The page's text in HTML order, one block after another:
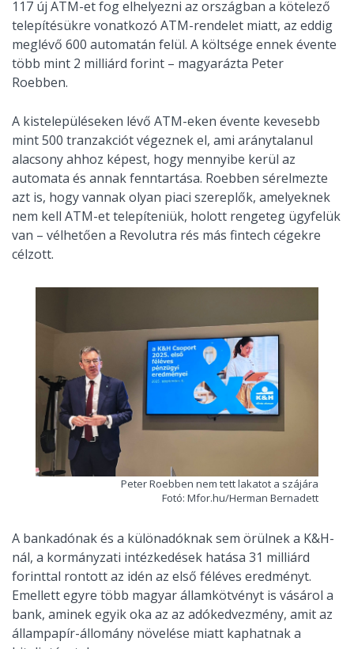
117 új ATM-et fog elhelyezni az országban a kötelező
telepítésükre vonatkozó ATM-rendelet miatt, az eddig
meglévő 600 automatán felül. A költsége ennek évente
több mint 2 milliárd forint – magyarázta Peter
Roebben.
A kistelepüléseken lévő ATM-eken évente kevesebb
mint 500 tranzakciót végeznek el, ami aránytalanul
alacsony ahhoz képest, hogy mennyibe kerül az
automata és annak fenntartása. Roebben sérelmezte
azt is, hogy vannak olyan piaci szereplők, amelyeknek
nem kell ATM-et telepíteniük, holott rengeteg ügyfelük
van – vélhetően a Revolutra rés más fintech cégekre
célzott.
Peter Roebben nem tett lakatot a szájára
Fotó: Mfor.hu/Herman Bernadett
A bankadónak és a különadóknak sem örülnek a K&H-
nál, a kormányzati intézkedések hatása 31 milliárd
forinttal rontott az idén az első féléves eredményt.
Emellett egyre több magyar államkötvényt is vásárol a
bank, aminek egyik oka az az adókedvezmény, amit az
állampapír-állomány növelése miatt kaphatnak a